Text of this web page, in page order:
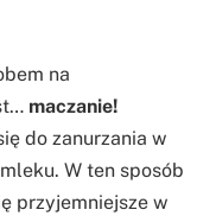
na
maczanie!
do zanurzania w
W ten sposób
przyjemniejsze w